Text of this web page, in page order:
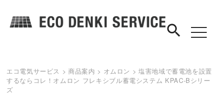
toggle
search
エコ電気サービス >商品案内 > オムロン >塩害地域で蓄電池を設置
するならコレ！オムロン フレキシブル蓄電システム KPAC-Bシリー
ズ